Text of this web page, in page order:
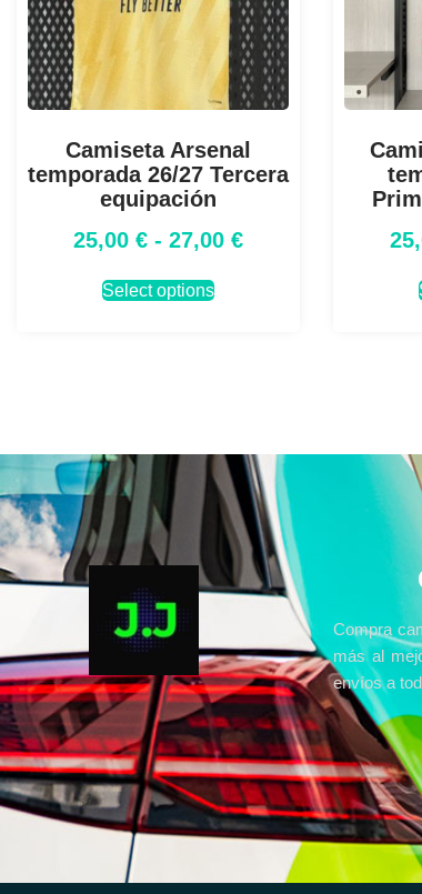
Camiseta Arsenal
temporada 26/27 Tercera
equipación
25,00 € - 27,00 €
Select options
Compra
más al
envíos a